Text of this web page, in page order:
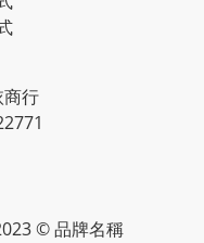
行
© 品牌名稱